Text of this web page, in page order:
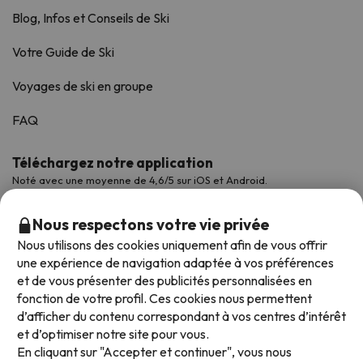
Blog, Infos et Conseils de Ski
Votre Guide de Ski
Voyages de ski en groupe
FAQ
Téléchargez notre application
Noté avec une moyenne de 4,6/5 sur iOS et Android.
Modes de paiement disponibles
Nous respectons votre vie privée
Nous utilisons des cookies uniquement afin de vous offrir
une expérience de navigation adaptée à vos préférences
et de vous présenter des publicités personnalisées en
fonction de votre profil. Ces cookies nous permettent
d’afficher du contenu correspondant à vos centres d’intérêt
et d’optimiser notre site pour vous.
En cliquant sur "Accepter et continuer", vous nous